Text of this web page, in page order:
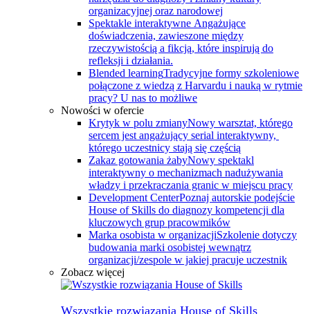
organizacyjnej oraz narodowej
Spektakle interaktywne Angażujące
doświadczenia, zawieszone między
rzeczywistością a fikcją, które inspirują do
refleksji i działania.
Blended learningTradycyjne formy szkoleniowe
połączone z wiedzą z Harvardu i nauką w rytmie
pracy? U nas to możliwe
Nowości w ofercie
Krytyk w polu zmianyNowy warsztat, którego
sercem jest angażujący serial interaktywny, ​
którego uczestnicy stają się częścią
Zakaz gotowania żabyNowy spektakl
interaktywny o mechanizmach nadużywania
władzy i przekraczania granic w miejscu pracy
Development CenterPoznaj autorskie podejście
House of Skills do diagnozy kompetencji dla
kluczowych grup pracowmików
Marka osobista w organizacjiSzkolenie dotyczy
budowania marki osobistej wewnątrz
organizacji/zespole w jakiej pracuje uczestnik
Zobacz więcej
Wszystkie rozwiązania House of Skills